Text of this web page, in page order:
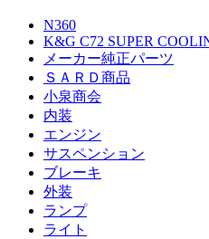
N360
K&G C72 SUPER
メーカー純正パーツ
ＳＡＲＤ商品
小泉商会
内装
エンジン
サスペンション
ブレーキ
外装
ランプ
ライト